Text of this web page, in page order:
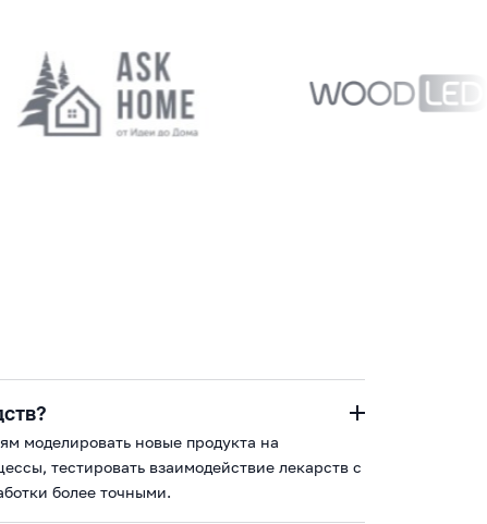
моделировать новые продукта на
тестировать взаимодействие лекарств с
более точными.